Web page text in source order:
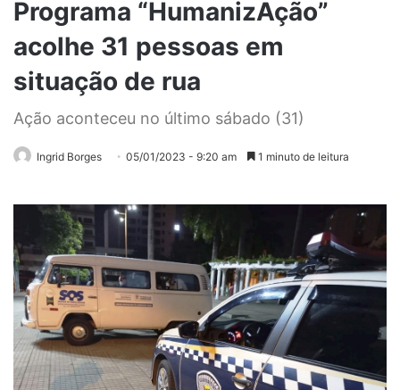
Programa “HumanizAção”
acolhe 31 pessoas em
situação de rua
Ação aconteceu no último sábado (31)
Ingrid Borges 05/01/2023 - 9:20 am 1 minuto de leitura